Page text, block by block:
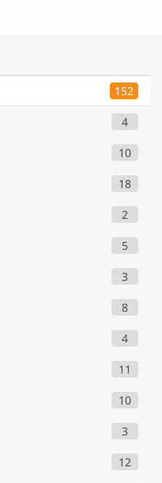
152
4
10
18
2
5
3
8
4
11
10
3
12